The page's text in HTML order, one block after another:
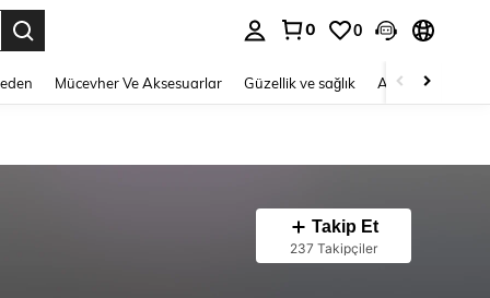
0 0
Mücevher Ve Aksesuarlar Güzellik ve sağlık Ayakkabı
Takip Et
237 Takipçiler